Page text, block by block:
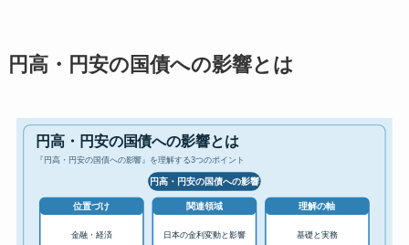
円高・円安の国債への影響とは